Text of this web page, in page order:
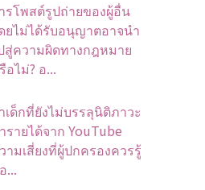
รโพสต์รูปถ่ายของผู้อื่น
ยไม่ได้รับอนุญาตอาจนํา
สู่ความผิดทางกฎหมาย
อไม่? อ...
เด็กที่ยังไม่บรรลุนิติภาวะ
รายได้จาก YouTube
ามเสี่ยงที่ผู้ปกครองควรรู้
...